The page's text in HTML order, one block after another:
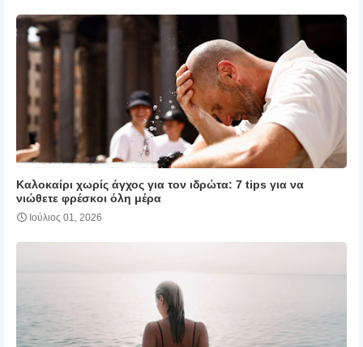
Καλοκαίρι χωρίς άγχος για τον ιδρώτα: 7 tips για να
νιώθετε φρέσκοι όλη μέρα
Ιούλιος 01, 2026